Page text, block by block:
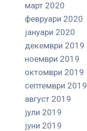
март 2020
февруари 2020
јануари 2020
декември 2019
ноември 2019
октомври 2019
септември 2019
август 2019
јули 2019
јуни 2019